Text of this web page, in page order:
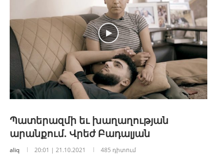
Պատերազմի եւ խաղաղության
արանքում. Վրեժ Բադալյան
aliq 20:01 | 21.10.2021 485 դիտում